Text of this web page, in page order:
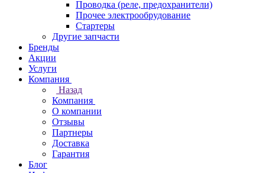
Проводка (реле, предохранители)
Прочее электрообрудование
Стартеры
Другие запчасти
Бренды
Акции
Услуги
Компания
Назад
Компания
О компании
Отзывы
Партнеры
Доставка
Гарантия
Блог